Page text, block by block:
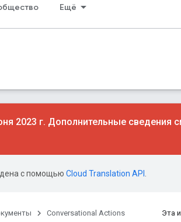
Ещё
2023 г. Дополнительные сведения
с помощью Cloud Translation API
Conversational Actions
Эта